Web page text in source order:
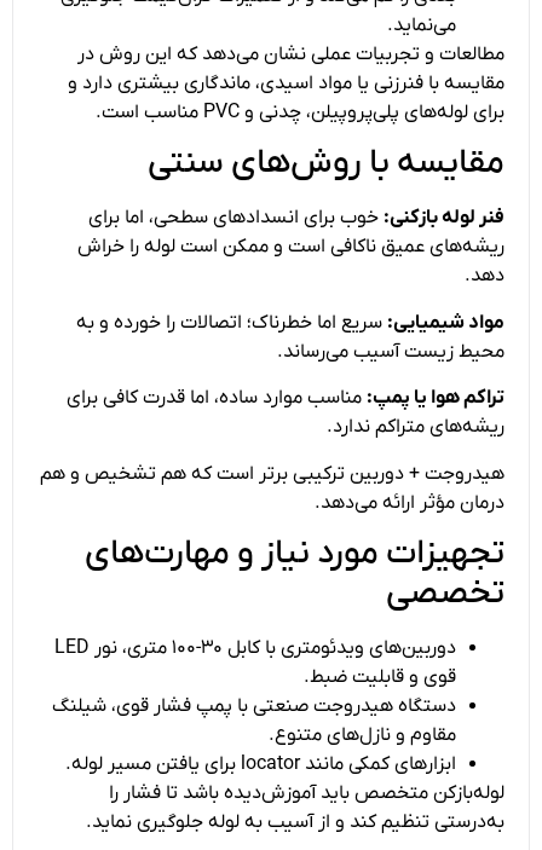
می‌نماید.
مطالعات و تجربیات عملی نشان می‌دهد که این روش در
مقایسه با فنرزنی یا مواد اسیدی، ماندگاری بیشتری دارد و
برای لوله‌های پلی‌پروپیلن، چدنی و PVC مناسب است.
مقایسه با روش‌های سنتی
فنر لوله بازکنی: خوب برای انسدادهای سطحی، اما برای
ریشه‌های عمیق ناکافی است و ممکن است لوله را خراش
دهد.
مواد شیمیایی: سریع اما خطرناک؛ اتصالات را خورده و به
محیط زیست آسیب می‌رساند.
تراکم هوا یا پمپ: مناسب موارد ساده، اما قدرت کافی برای
ریشه‌های متراکم ندارد.
هیدروجت + دوربین ترکیبی برتر است که هم تشخیص و هم
درمان مؤثر ارائه می‌دهد.
تجهیزات مورد نیاز و مهارت‌های
تخصصی
دوربین‌های ویدئومتری با کابل ۳۰-۱۰۰ متری، نور LED
قوی و قابلیت ضبط.
دستگاه هیدروجت صنعتی با پمپ فشار قوی، شیلنگ
مقاوم و نازل‌های متنوع.
ابزارهای کمکی مانند locator برای یافتن مسیر لوله.
لوله‌بازکن متخصص باید آموزش‌دیده باشد تا فشار را
به‌درستی تنظیم کند و از آسیب به لوله جلوگیری نماید.